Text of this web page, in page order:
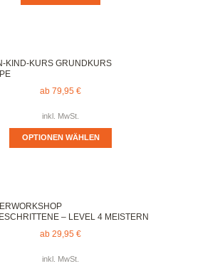
KIND-KURS GRUNDKURS
ab 79,95 €
inkl. MwSt.
OPTIONEN WÄHLEN
– LEVEL 4 MEISTERN
ab 29,95 €
inkl. MwSt.